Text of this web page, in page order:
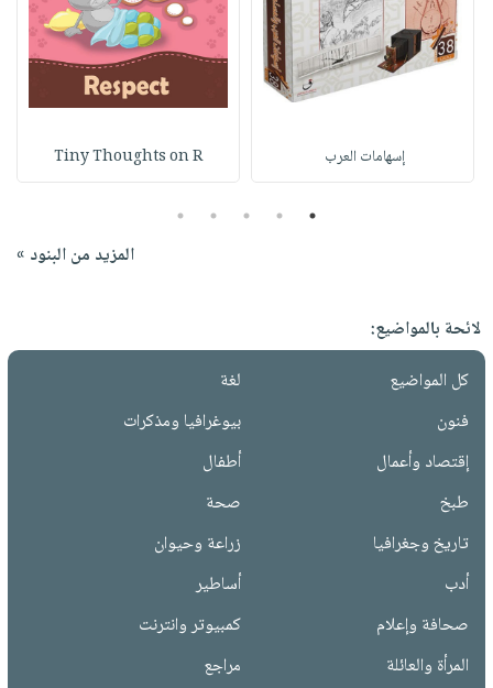
إسهامات‭ ‬العرب‭ ‬ Tiny Thoughts on R
1
2
3
4
5
المزيد من البنود »
لائحة بالمواضيع:
كل المواضيع
لغة
فنون
بيوغرافيا ومذكرات
إقتصاد وأعمال
أطفال
طبخ
صحة
تاريخ وجغرافيا
زراعة وحيوان
أدب
أساطير
صحافة وإعلام
كمبيوتر وانترنت
المرأة والعائلة
مراجع